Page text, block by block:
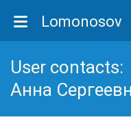
Lomonosov
User contacts:
Анна